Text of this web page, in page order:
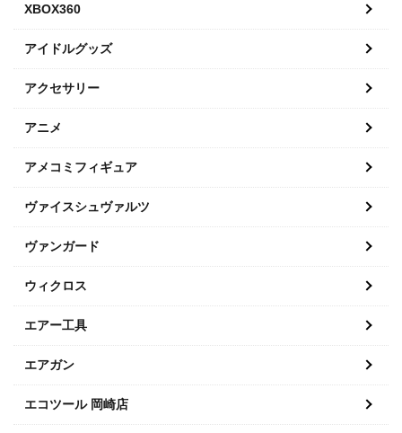
XBOX360
アイドルグッズ
アクセサリー
アニメ
アメコミフィギュア
ヴァイスシュヴァルツ
ヴァンガード
ウィクロス
エアー工具
エアガン
エコツール 岡崎店